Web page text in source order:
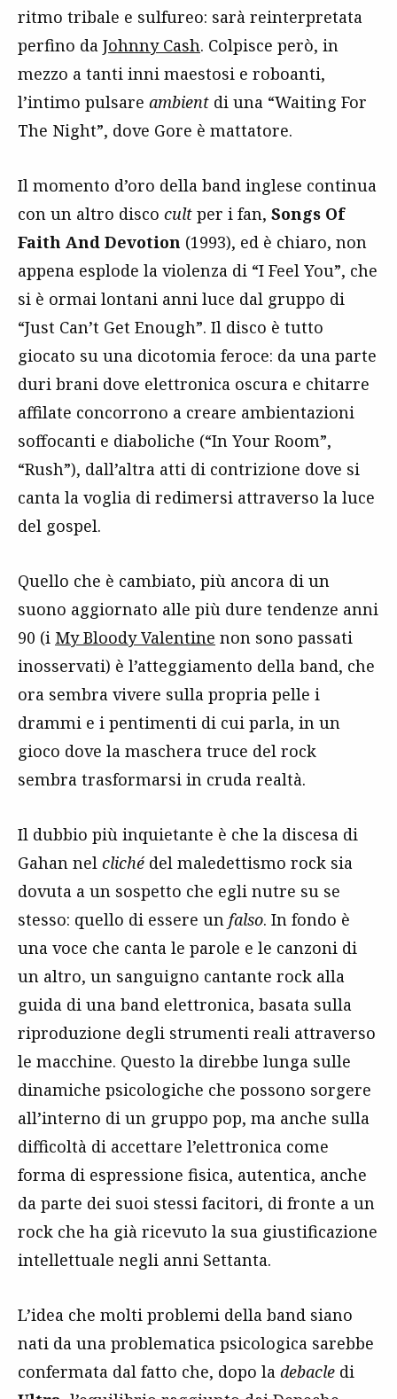
ritmo tribale e sulfureo: sarà reinterpretata
perfino da Johnny Cash. Colpisce però, in
mezzo a tanti inni maestosi e roboanti,
l’intimo pulsare ambient di una “Waiting For
The Night”, dove Gore è mattatore.
Il momento d’oro della band inglese continua
con un altro disco cult per i fan, Songs Of
Faith And Devotion (1993), ed è chiaro, non
appena esplode la violenza di “I Feel You”, che
si è ormai lontani anni luce dal gruppo di
“Just Can’t Get Enough”. Il disco è tutto
giocato su una dicotomia feroce: da una parte
duri brani dove elettronica oscura e chitarre
affilate concorrono a creare ambientazioni
soffocanti e diaboliche (“In Your Room”,
“Rush”), dall’altra atti di contrizione dove si
canta la voglia di redimersi attraverso la luce
del gospel.
Quello che è cambiato, più ancora di un
suono aggiornato alle più dure tendenze anni
90 (i My Bloody Valentine non sono passati
inosservati) è l’atteggiamento della band, che
ora sembra vivere sulla propria pelle i
drammi e i pentimenti di cui parla, in un
gioco dove la maschera truce del rock
sembra trasformarsi in cruda realtà.
Il dubbio più inquietante è che la discesa di
Gahan nel cliché del maledettismo rock sia
dovuta a un sospetto che egli nutre su se
stesso: quello di essere un falso. In fondo è
una voce che canta le parole e le canzoni di
un altro, un sanguigno cantante rock alla
guida di una band elettronica, basata sulla
riproduzione degli strumenti reali attraverso
le macchine. Questo la direbbe lunga sulle
dinamiche psicologiche che possono sorgere
all’interno di un gruppo pop, ma anche sulla
difficoltà di accettare l’elettronica come
forma di espressione fisica, autentica, anche
da parte dei suoi stessi facitori, di fronte a un
rock che ha già ricevuto la sua giustificazione
intellettuale negli anni Settanta.
L’idea che molti problemi della band siano
nati da una problematica psicologica sarebbe
confermata dal fatto che, dopo la debacle di